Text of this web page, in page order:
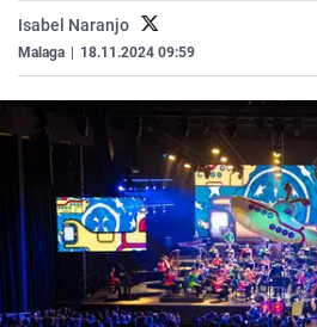
Isabel Naranjo
Malaga 18.11.2024 09:59